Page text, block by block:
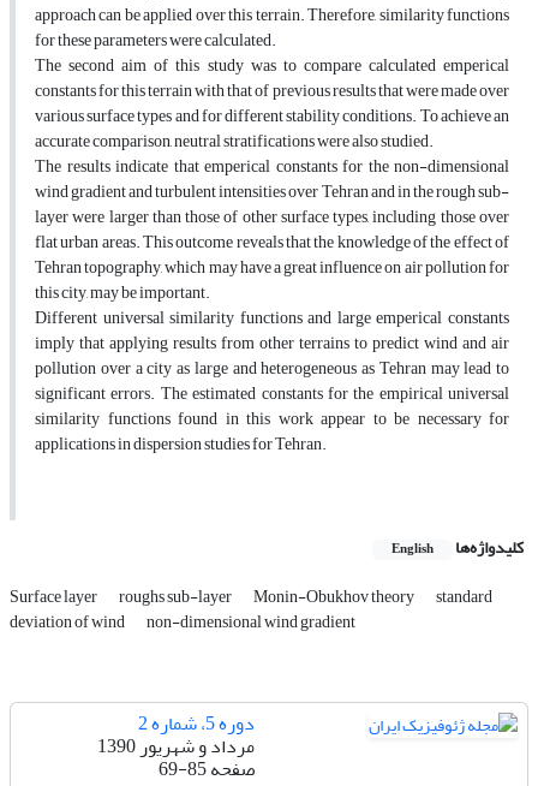
approach can be applied over this terrain. Therefore, similarity functions
for these parameters were calculated.
The second aim of this study was to compare calculated emperical
constants for this terrain with that of previous results that were made over
various surface types and for different stability conditions. To achieve an
accurate comparison, neutral stratifications were also studied.
The results indicate that emperical constants for the non-dimensional
wind gradient and turbulent intensities over Tehran and in the rough sub-
layer were larger than those of other surface types, including those over
flat urban areas. This outcome reveals that the knowledge of the effect of
Tehran topography, which may have a great influence on air pollution for
this city, may be important.
Different universal similarity functions and large emperical constants
imply that applying results from other terrains to predict wind and air
pollution over a city as large and heterogeneous as Tehran may lead to
significant errors. The estimated constants for the empirical universal
similarity functions found in this work appear to be necessary for
applications in dispersion studies for Tehran.
کلیدواژه‌ها English
Surface layer roughs sub-layer Monin-Obukhov theory standard
deviation of wind non-dimensional wind gradient
دوره 5، شماره 2
مرداد و شهریور 1390
صفحه69-85